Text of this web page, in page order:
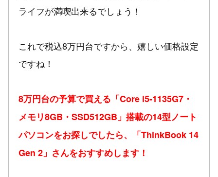
ライフが満喫出来るでしょう！
これで税込8万円台ですから、嬉しい価格設定
ですね！
8万円台の予算で買える「Core i5-1135G7・
メモリ8GB・SSD512GB」搭載の14型ノート
パソコンをお探しでしたら、「ThinkBook 14
Gen 2」さんをおすすめします！